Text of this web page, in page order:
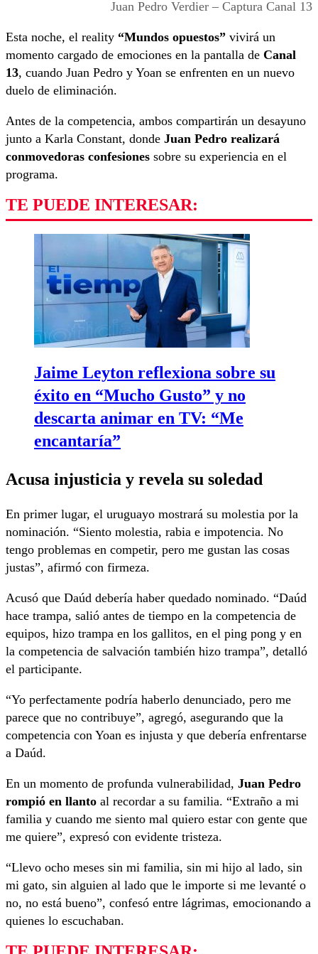
Juan Pedro Verdier – Captura Canal 13
Esta noche, el reality “Mundos opuestos” vivirá un
momento cargado de emociones en la pantalla de Canal
13, cuando Juan Pedro y Yoan se enfrenten en un nuevo
duelo de eliminación.
Antes de la competencia, ambos compartirán un desayuno
junto a Karla Constant, donde Juan Pedro realizará
conmovedoras confesiones sobre su experiencia en el
programa.
TE PUEDE INTERESAR:
Jaime Leyton reflexiona sobre su
éxito en “Mucho Gusto” y no
descarta animar en TV: “Me
encantaría”
Acusa injusticia y revela su soledad
En primer lugar, el uruguayo mostrará su molestia por la
nominación. “Siento molestia, rabia e impotencia. No
tengo problemas en competir, pero me gustan las cosas
justas”, afirmó con firmeza.
Acusó que Daúd debería haber quedado nominado. “Daúd
hace trampa, salió antes de tiempo en la competencia de
equipos, hizo trampa en los gallitos, en el ping pong y en
la competencia de salvación también hizo trampa”, detalló
el participante.
“Yo perfectamente podría haberlo denunciado, pero me
parece que no contribuye”, agregó, asegurando que la
competencia con Yoan es injusta y que debería enfrentarse
a Daúd.
En un momento de profunda vulnerabilidad, Juan Pedro
rompió en llanto al recordar a su familia. “Extraño a mi
familia y cuando me siento mal quiero estar con gente que
me quiere”, expresó con evidente tristeza.
“Llevo ocho meses sin mi familia, sin mi hijo al lado, sin
mi gato, sin alguien al lado que le importe si me levanté o
no, no está bueno”, confesó entre lágrimas, emocionando a
quienes lo escuchaban.